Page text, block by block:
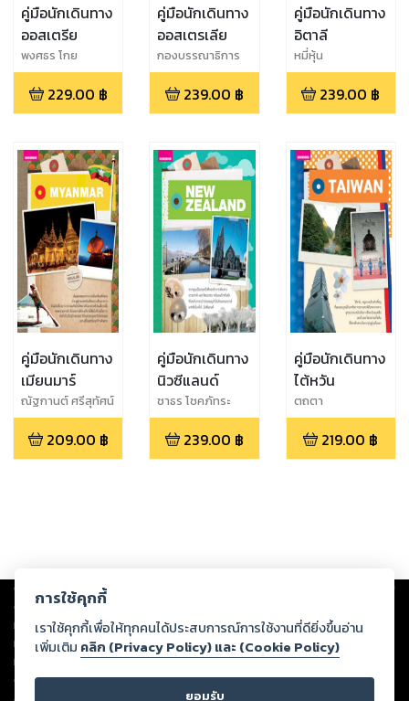
คู่มือนักเดินทาง
ออสเตรีย
พงศธร โกย
สมบูรณ์
229.00 ฿
คู่มือนักเดินทาง
ออสเตรเลีย
กองบรรณาธิการ
239.00 ฿
คู่มือนักเดินทาง
อิตาลี
หมี่หุ้น
239.00 ฿
คู่มือนักเดินทาง
เมียนมาร์
ณัฐกานต์ ศรีสุทัศน์
209.00 ฿
คู่มือนักเดินทาง
นิวซีแลนด์
ชาธร โชคภัทระ
239.00 ฿
คู่มือนักเดินทาง
ไต้หวัน
ตถตา
219.00 ฿
Copyright © 2026
ต่อผลงานหรือเนื้อหาใดที่อัปโหลดผ่านเว็บไซต์และปรากฏว่าละเมิดสิทธิใน
ทรัพย์สินทางปัญญาของบุคคลอื่นหรือขัดต่อกฎหมายและศีลธรรม ดังนั้น ผู้อ่าน
ทุกท่านโปรดใช้วิจารณญาณในการกลั่นกรองด้วยตนเอง และหากท่านพบว่าส่วน
หนึ่งส่วนใดขัดต่อกฎหมายและศีลธรรม กรุณาแจ้งมายังบริษัท เพื่อทีมงานจะได้
ดำเนินการในทันที ทั้งนี้ ทางสตอรี่ล็อกขอสงวนลิขสิทธิ์ตามพระราชบัญญัติ
การใช้คุกกี้
เราใช้คุกกี้เพื่อให้ทุกคนได้ประสบการณ์การใช้งานที่ดียิ่งขึ้นอ่าน
เพิ่มเติม คลิก (Privacy Policy) และ (Cookie Policy)
ยอมรับ